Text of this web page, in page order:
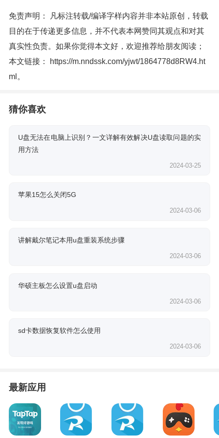
免责声明： 凡标注转载/编译字样内容并非本站原创，转载
目的在于传递更多信息，并不代表本网赞同其观点和对其
真实性负责。如果你觉得本文好，欢迎推荐给朋友阅读；
本文链接：
https://m.nndssk.com/yjwt/1864778d8RW4.ht
ml 。
猜你喜欢
U盘无法在电脑上识别？一文详解有效解决U盘读取问题的实
用方法
2024-03-25
苹果15怎么关闭5G
2024-03-06
讲解戴尔笔记本用u盘重装系统步骤
2024-03-06
华硕主板怎么设置u盘启动
2024-03-06
sd卡数据恢复软件怎么使用
2024-03-06
最新应用